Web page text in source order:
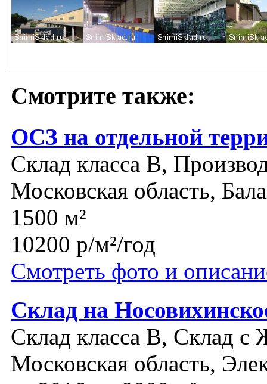
Смотрите также:
ОСЗ на отдельной
Склад класса B,
Московская область,
1500 м²
10200 р/м²/год
Смотреть фото и
Склад на
Склад класса B, Склад с
Московская область,